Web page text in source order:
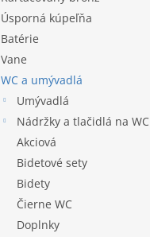
Úsporná kúpeľňa
Batérie
Vane
WC a umývadlá
Umývadlá
Nádržky a tlačidlá na WC
Akciová
Bidetové sety
Bidety
Čierne WC
Doplnky